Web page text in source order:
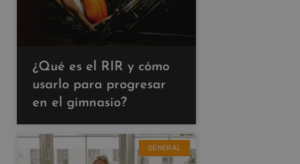
¿Qué es el RIR y cómo
usarlo para progresar
en el gimnasio?
GENERAL